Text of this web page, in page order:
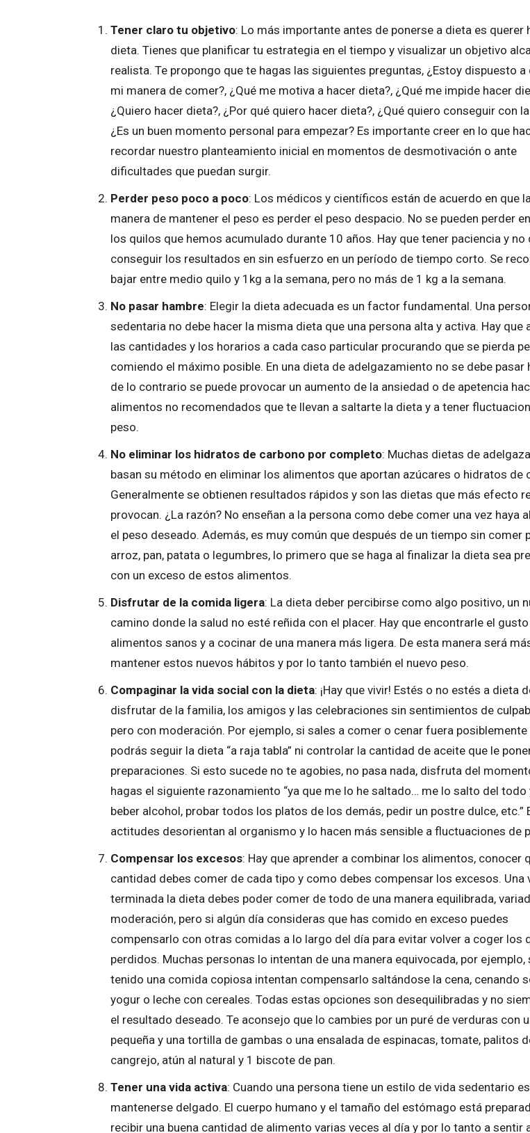
Tener claro tu objetivo: Lo más importante antes de ponerse a dieta es querer
dieta. Tienes que planificar tu estrategia en el tiempo y visualizar un objetivo
realista. Te propongo que te hagas las siguientes preguntas, ¿Estoy dispuesto a
mi manera de comer?, ¿Qué me motiva a hacer dieta?, ¿Qué me impide hacer
¿Quiero hacer dieta?, ¿Por qué quiero hacer dieta?, ¿Qué quiero conseguir con
¿Es un buen momento personal para empezar? Es importante creer en lo que
recordar nuestro planteamiento inicial en momentos de desmotivación o ante
dificultades que puedan surgir.
Perder peso poco a poco: Los médicos y científicos están de acuerdo en que
manera de mantener el peso es perder el peso despacio. No se pueden perder
los quilos que hemos acumulado durante 10 años. Hay que tener paciencia y no
conseguir los resultados en sin esfuerzo en un período de tiempo corto. Se
bajar entre medio quilo y 1kg a la semana, pero no más de 1 kg a la semana.
No pasar hambre: Elegir la dieta adecuada es un factor fundamental. Una
sedentaria no debe hacer la misma dieta que una persona alta y activa. Hay que
las cantidades y los horarios a cada caso particular procurando que se pierda
comiendo el máximo posible. En una dieta de adelgazamiento no se debe pasar
de lo contrario se puede provocar un aumento de la ansiedad o de apetencia
alimentos no recomendados que te llevan a saltarte la dieta y a tener
peso.
No eliminar los hidratos de carbono por completo: Muchas dietas de
basan su método en eliminar los alimentos que aportan azúcares o hidratos de
Generalmente se obtienen resultados rápidos y son las dietas que más efecto
provocan. ¿La razón? No enseñan a la persona como debe comer una vez haya
el peso deseado. Además, es muy común que después de un tiempo sin comer
arroz, pan, patata o legumbres, lo primero que se haga al finalizar la dieta sea
con un exceso de estos alimentos.
Disfrutar de la comida ligera: La dieta deber percibirse como algo positivo, un
camino donde la salud no esté reñida con el placer. Hay que encontrarle el
alimentos sanos y a cocinar de una manera más ligera. De esta manera será
mantener estos nuevos hábitos y por lo tanto también el nuevo peso.
Compaginar la vida social con la dieta: ¡Hay que vivir! Estés o no estés a dieta
disfrutar de la familia, los amigos y las celebraciones sin sentimientos de
pero con moderación. Por ejemplo, si sales a comer o cenar fuera posiblemente
podrás seguir la dieta “a raja tabla” ni controlar la cantidad de aceite que le
preparaciones. Si esto sucede no te agobies, no pasa nada, disfruta del
hagas el siguiente razonamiento “ya que me lo he saltado… me lo salto del todo
beber alcohol, probar todos los platos de los demás, pedir un postre dulce, etc.”
actitudes desorientan al organismo y lo hacen más sensible a fluctuaciones de
Compensar los excesos: Hay que aprender a combinar los alimentos, conocer
cantidad debes comer de cada tipo y como debes compensar los excesos. Una
terminada la dieta debes poder comer de todo de una manera equilibrada,
moderación, pero si algún día consideras que has comido en exceso puedes
compensarlo con otras comidas a lo largo del día para evitar volver a coger los
perdidos. Muchas personas lo intentan de una manera equivocada, por ejemplo,
tenido una comida copiosa intentan compensarlo saltándose la cena, cenando
yogur o leche con cereales. Todas estas opciones son desequilibradas y no
el resultado deseado. Te aconsejo que lo cambies por un puré de verduras con
pequeña y una tortilla de gambas o una ensalada de espinacas, tomate, palitos
cangrejo, atún al natural y 1 biscote de pan.
Tener una vida activa: Cuando una persona tiene un estilo de vida sedentario
mantenerse delgado. El cuerpo humano y el tamaño del estómago está
recibir una buena cantidad de alimento varias veces al día y por lo tanto a sentir